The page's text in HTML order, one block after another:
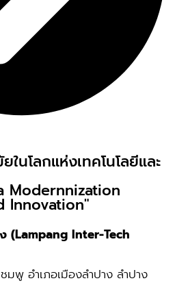
นโลกแห่งเทคโนโลยีและ
Modernnization
Innovation"
(Lampang Inter-Tech
พู อำเภอเมืองลำปาง ลำปาง